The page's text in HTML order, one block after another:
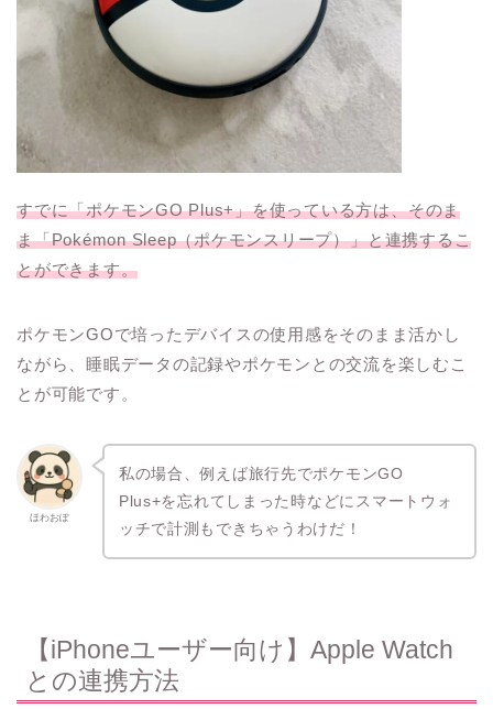
すでに「ポケモンGO Plus+」を使っている方は、そのま
ま「Pokémon Sleep（ポケモンスリープ）」と連携するこ
とができます。
ポケモンGOで培ったデバイスの使用感をそのまま活かし
ながら、睡眠データの記録やポケモンとの交流を楽しむこ
とが可能です。
ほわおぽ
私の場合、例えば旅行先でポケモンGO
Plus+を忘れてしまった時などにスマートウォ
ッチで計測もできちゃうわけだ！
【iPhoneユーザー向け】Apple Watch
との連携方法